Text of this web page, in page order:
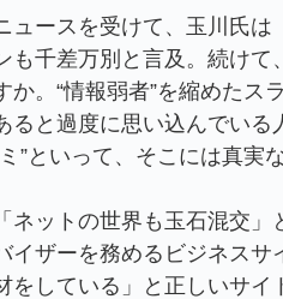
ースを受けて、玉川氏は
も千差万別と言及。続けて
か。“情報弱者”を縮めた
ると過度に思い込んでい
”といって、そこには真
ットの世界も玉石混交」
イザーを務めるビジネス
をしている」と正しいサイ